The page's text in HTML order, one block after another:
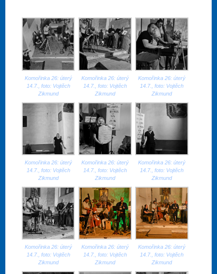
Komořinka 26: úterý
14.7., foto: Vojtěch
Zikmund
Komořinka 26: úterý
14.7., foto: Vojtěch
Zikmund
Komořinka 26: úterý
14.7., foto: Vojtěch
Zikmund
Komořinka 26: úterý
14.7., foto: Vojtěch
Zikmund
Komořinka 26: úterý
14.7., foto: Vojtěch
Zikmund
Komořinka 26: úterý
14.7., foto: Vojtěch
Zikmund
Komořinka 26: úterý
14.7., foto: Vojtěch
Zikmund
Komořinka 26: úterý
14.7., foto: Vojtěch
Zikmund
Komořinka 26: úterý
14.7., foto: Vojtěch
Zikmund